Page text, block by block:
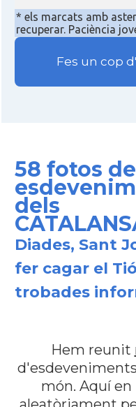
* els marcats amb
recuperar. Paciència
Fes un cop
58 fotos
dels
Diades, Sant
fer cagar el
trobades
Hem reunit
món. Aquí